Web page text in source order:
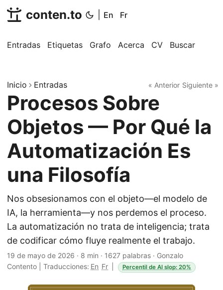
conten.to En Fr
Entradas Etiquetas Grafo Acerca CV Buscar
Inicio Entradas « Anterior Siguiente »
Procesos Sobre
Objetos — Por Qué la
Automatización Es
una Filosofía
Nos obsesionamos con el objeto—el modelo de
IA, la herramienta—y nos perdemos el proceso.
La automatización no trata de inteligencia; trata
de codificar cómo fluye realmente el trabajo.
19 de mayo de 2026 · 8 min · 1627 palabras · Gonzalo
Contento
Traducciones: En Fr Percentil de AI slop: 20%